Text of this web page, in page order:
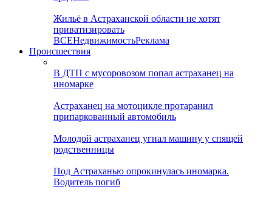
Жильё в Астраханской области не хотят
приватизировать
ВСЕНедвижимостьРеклама
Происшествия
В ДТП с мусоровозом попал астраханец на
иномарке
Астраханец на мотоцикле протаранил
припаркованный автомобиль
Молодой астраханец угнал машину у спящей
родственницы
Под Астраханью опрокинулась иномарка.
Водитель погиб